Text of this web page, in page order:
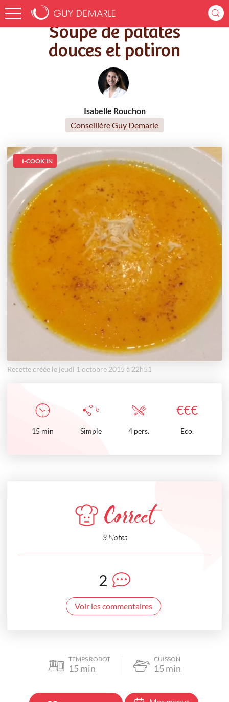
Accueil Recettes Soupe de patates douces et potiron
Soupe de patates
douces et potiron
Isabelle Rouchon
Conseillère Guy Demarle
I-COOK'IN
Recette créée le jeudi 1 octobre 2015 à 22h51
€€€
15 min Simple 4 pers. Eco.
Correct
3 Notes
2
Voir les commentaires
TEMPS ROBOT
15 min
CUISSON
15 min